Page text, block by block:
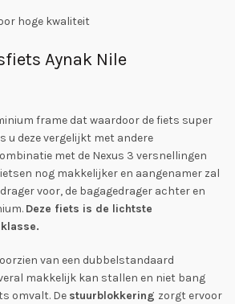
hoge kwaliteit
Aynak Nile
frame dat waardoor de fiets super
u deze vergelijkt met andere
met de Nexus 3 versnellingen
nog makkelijker en aangenamer zal
voor, de bagagedrager achter en
Deze fiets is de lichtste
van een dubbelstandaard
makkelijk kan stallen en niet bang
omvalt. De stuurblokkering zorgt ervoor